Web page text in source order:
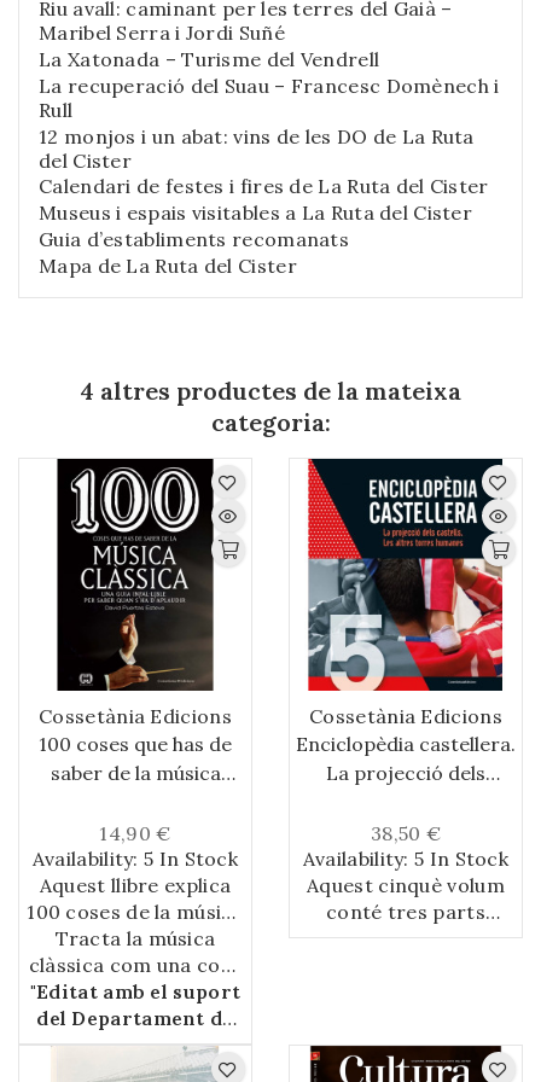
Riu avall: caminant per les terres del Gaià –
Maribel Serra i Jordi Suñé
La Xatonada – Turisme del Vendrell
La recuperació del Suau – Francesc Domènech i
Rull
12 monjos i un abat: vins de les DO de La Ruta
del Cister
Calendari de festes i fires de La Ruta del Cister
Museus i espais visitables a La Ruta del Cister
Guia d’establiments recomanats
Mapa de La Ruta del Cister
4 altres productes de la mateixa
categoria:
Cossetània Edicions
100 coses que has de
saber de la música
14,90 €
Availability:5 In Stock
Aquest llibre explica
100 coses de la música
clàssica des de fora i
des de dintre, algunes
que no us hauríeu
imaginat mai i d’altres
que segur que ja
sabeu. Parla de Bach,
Tracta la música
clàssica com una cosa
normal i ens recorda
que és vàlida per a
tothom i que no cal
ser-ne un expert per
"Editat amb el suport
del Departament de
Cultura de la
Generalitat"
Cossetània Edicions
Enciclopèdia castellera.
La projecció dels
torres humanes
38,50 €
Availability:5 In Stock
Aquest cinquè volum
conté tres parts
diferenciades. La
l’expansió d’un
fenomen que en